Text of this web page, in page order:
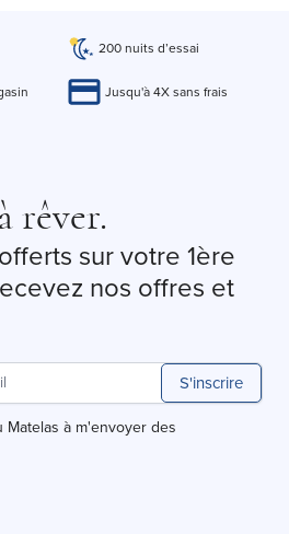
200 nuits d’essai
Jusqu'à 4X sans frais
rêver.
sur votre 1ère
nos offres et
S'inscrire
à m'envoyer des